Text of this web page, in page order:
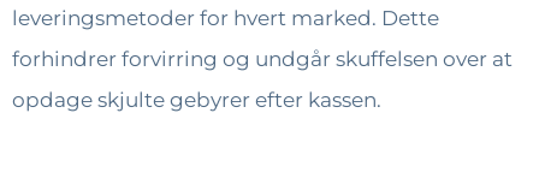
leveringsmetoder for hvert marked. Dette
forhindrer forvirring og undgår skuffelsen over at
opdage skjulte gebyrer efter kassen.